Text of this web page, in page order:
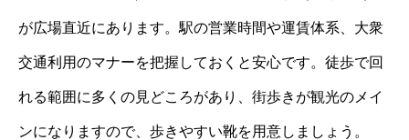
が広場直近にあります。駅の営業時間や運賃体系、大衆
交通利用のマナーを把握しておくと安心です。徒歩で回
れる範囲に多くの見どころがあり、街歩きが観光のメイ
ンになりますので、歩きやすい靴を用意しましょう。